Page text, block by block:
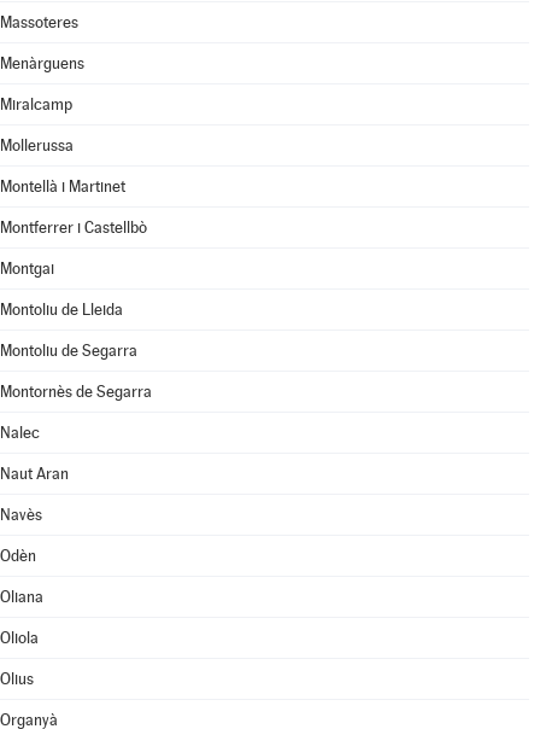
Massoteres
Menàrguens
Miralcamp
Mollerussa
Montellà i Martinet
Montferrer i Castellbò
Montgai
Montoliu de Lleida
Montoliu de Segarra
Montornès de Segarra
Nalec
Naut Aran
Navès
Odèn
Oliana
Oliola
Olius
Organyà